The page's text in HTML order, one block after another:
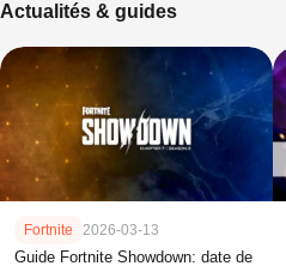
Actualités & guides
Fortnite 2026-03-13
Guide Fortnite Showdown: date de